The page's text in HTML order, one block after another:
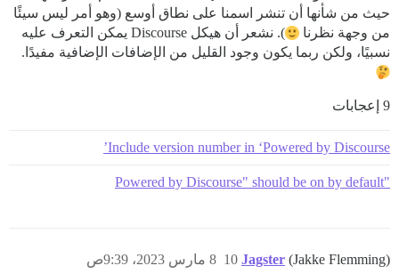
حيث من شأنها أن تنشر اسمنا على نطاق أوسع (وهو أمر ليس سيئًا
من وجهة نظرنا
). نشعر أن هيكل Discourse يمكن التعرف عليه
نسبيًا، ولكن ربما يكون وجود القليل من الإضافات الإضافية مفيدًا.
9 إعجابات
Include version number in ‘Powered by Discourse’
"Powered by Discourse" should be on by default
Jagster (Jakke Flemming) 8 مارس 2023، 9:39ص 10